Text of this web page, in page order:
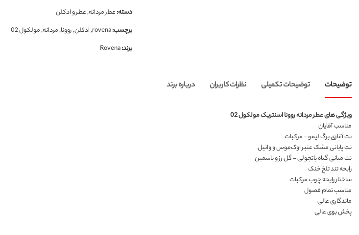
دسته:عطر مردانه,عطر و ادکلن
برچسب:rovena
,ادکلن,روونا,مردانه,مولکول 02
برند:Rovena
توضیحات توضیحات تکمیلی نظرات کاربران درباره برند
ویژگی های عطر مردانه روونا اسنتریک مولکول 02
مناسب آقایان
نت آغازی برگ لیمو – مرکبات
نت پایانی مشک عنبر اوک‌موس و وانیل
نت میانی گیاه پاتچولی – گل رز و یاسمین
رایحه تند تلخ خنک
ساختار رایحه چوب مرکبات
مناسب تمام فصول
ماندگاری عالی
پخش بوی عالی